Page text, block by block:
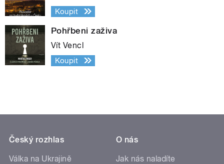
Koupit
Pohřbeni zaživa
Vít Vencl
Koupit
Český rozhlas
Válka na Ukrajině
O nás
Jak nás naladíte